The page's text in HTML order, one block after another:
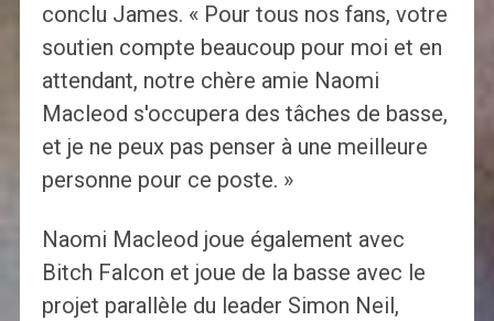
conclu James. « Pour tous nos fans, votre
soutien compte beaucoup pour moi et en
attendant, notre chère amie Naomi
Macleod s'occupera des tâches de basse,
et je ne peux pas penser à une meilleure
personne pour ce poste. »
Naomi Macleod joue également avec
Bitch Falcon et joue de la basse avec le
projet parallèle du leader Simon Neil,